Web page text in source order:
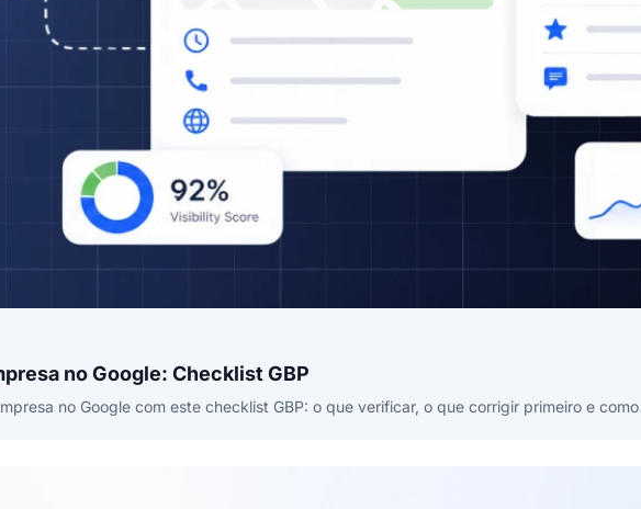
no Google: Checklist GBP
no Google com este checklist GBP: o que verificar, o que corrigir primeiro e